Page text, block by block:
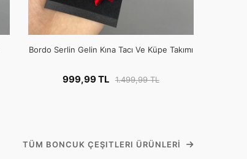
Bordo Serlin Gelin Kına Tacı Ve Küpe Takımı
999,99 TL 1.499,99 TL
TÜM BONCUK ÇEŞITLERI ÜRÜNLERI